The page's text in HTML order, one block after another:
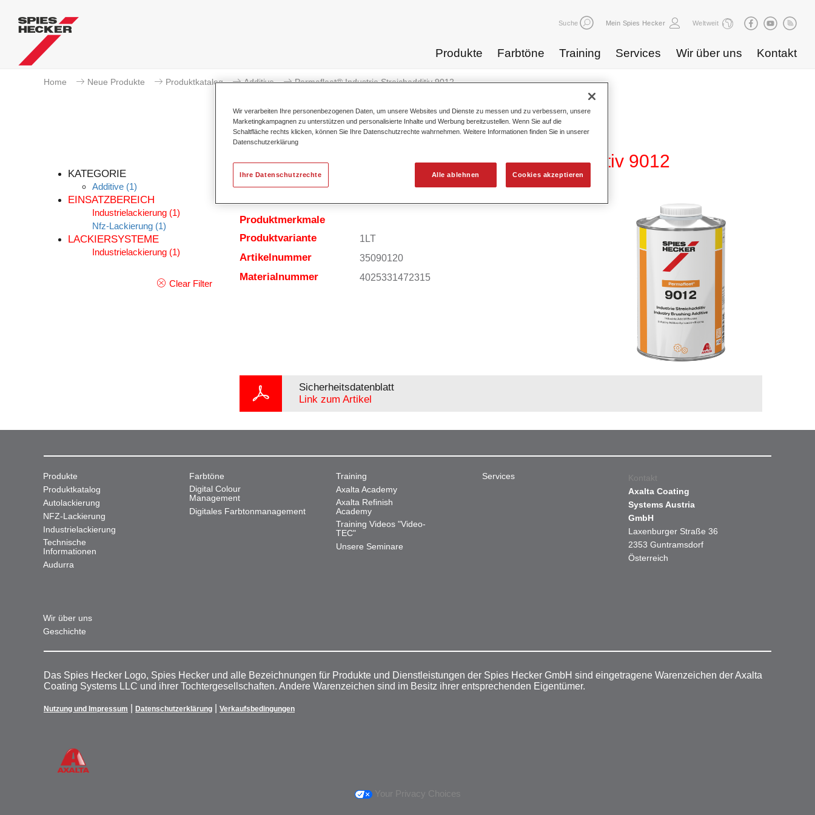
Suche Mein Spies Hecker Weltweit
Produkte Farbtöne Training Services Wir über uns Kontakt
Home Neue Produkte Produktkatalog Additive Permafleet® Industrie Streichadditiv 9012
KATEGORIE
Additive (1)
EINSATZBEREICH
Industrielackierung (1)
Nfz-Lackierung (1)
LACKIERSYSTEME
Industrielackierung (1)
Clear Filter
Permafleet® Industrie Streichadditiv 9012
Produktmerkmale
Produktvariante
1LT
Artikelnummer 35090120
Materialnummer 4025331472315
Sicherheitsdatenblatt
Link zum Artikel
Produkte
Produktkatalog
Autolackierung
NFZ-Lackierung
Industrielackierung
Technische
Informationen
Audurra
Farbtöne
Digital Colour
Management
Digitales Farbtonmanagement
Training
Axalta Academy
Axalta Refinish
Academy
Training Videos "Video-
TEC"
Unsere Seminare
Services
Wir über uns
Geschichte
Kontakt
Axalta Coating
Systems Austria
GmbH
Laxenburger Straße 36
2353 Guntramsdorf
Österreich
Das Spies Hecker Logo, Spies Hecker und alle Bezeichnungen für Produkte und Dienstleistungen der Spies Hecker GmbH sind eingetragene Warenzeichen der Axalta
Coating Systems LLC und ihrer Tochtergesellschaften. Andere Warenzeichen sind im Besitz ihrer entsprechenden Eigentümer.
Nutzung und Impressum Datenschutzerklärung Verkaufsbedingungen
Your Privacy Choices
Wir verarbeiten Ihre personenbezogenen Daten, um unsere Websites und Dienste zu messen und zu verbessern, unsere
Marketingkampagnen zu unterstützen und personalisierte Inhalte und Werbung bereitzustellen. Wenn Sie auf die
Schaltfläche rechts klicken, können Sie Ihre Datenschutzrechte wahrnehmen. Weitere Informationen finden Sie in unserer
Datenschutzerklärung
Alle ablehnen Cookies akzeptieren
Ihre Datenschutzrechte